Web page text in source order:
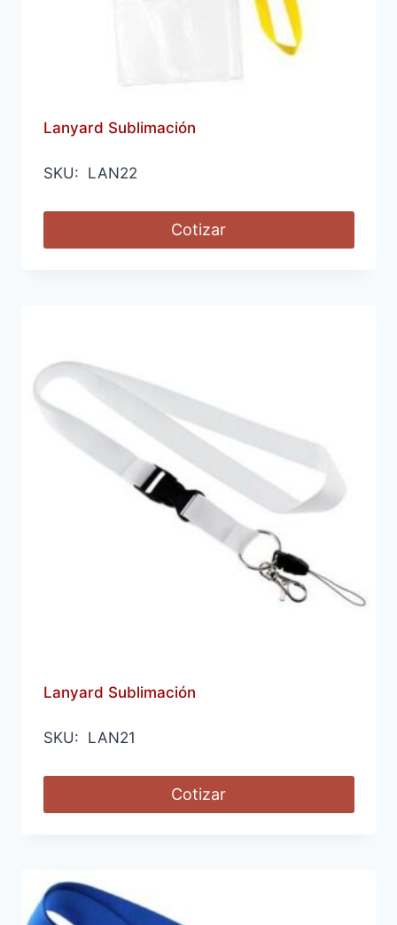
Lanyard Sublimación
SKU: LAN22
Cotizar
Lanyard Sublimación
SKU: LAN21
Cotizar